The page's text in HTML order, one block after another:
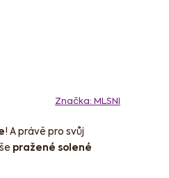
Značka: MLSNI
! A právě pro svůj
pražené solené